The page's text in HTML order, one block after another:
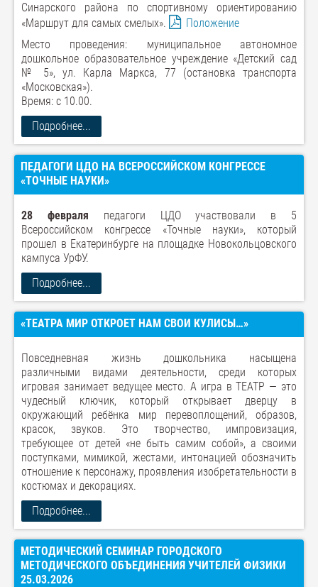
Синарского района по спортивному ориентированию
«Маршрут для самых смелых».
Положение
Место проведения: муниципальное автономное
дошкольное образовательное учреждение «Детский сад
№ 5», ул. Карла Маркса, 77 (остановка транспорта
«Московская»).
Время: с 10.00.
Подробнее...
ПЕДАГОГИ ЦДО НА ВСЕРОССИЙСКОМ КОНГРЕССЕ
«ТОЧНЫЕ НАУКИ»
28 февраля педагоги ЦДО участвовали в 5
Всероссийском конгрессе «Точные науки», который
прошел в Екатеринбурге на площадке Новокольцовского
кампуса УрФУ.
Подробнее...
«ТЕАТРА МИР ОТКРОЕТ НАМ СВОИ КУЛИСЫ…»
Повседневная жизнь дошкольника насыщена
различными видами деятельности, среди которых
игровая занимает ведущее место. А игра в ТЕАТР — это
чудесный ключик, который открывает дверцу в
окружающий ребёнка мир перевоплощений, образов,
красок, звуков. Это творчество, импровизация,
требующее от детей «не быть самим собой», а своими
поступками, мимикой, жестами, интонацией обозначить
отношение к персонажу, проявления изобретательности в
костюмах и декорациях.
Подробнее...
МЕТОДИЧЕСКИЙ СЕМИНАР ГОРОДСКОГО
МЕТОДИЧЕСКОГО ОБЪЕДИНЕНИЯ УЧИТЕЛЕЙ ФИЗИКИ
25.03.2026